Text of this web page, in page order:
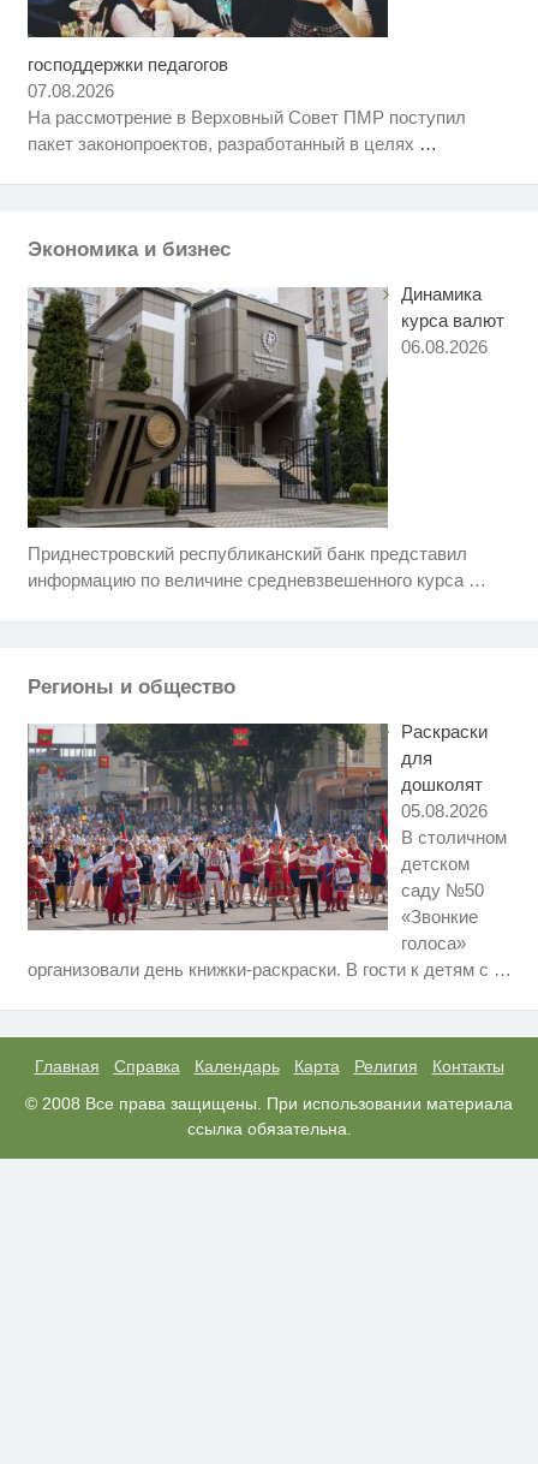
господдержки педагогов
07.08.2026
На рассмотрение в Верховный Совет ПМР поступил
пакет законопроектов, разработанный в целях …
Экономика и бизнес
Динамика
курса валют
06.08.2026
Приднестровский республиканский банк представил
информацию по величине средневзвешенного курса …
Регионы и общество
Раскраски
для
дошколят
05.08.2026
В столичном
детском
саду №50
«Звонкие
голоса»
организовали день книжки-раскраски. В гости к детям с …
Главная Справка Календарь Карта Религия
Контакты
© 2008 Все права защищены. При использовании материала
ссылка обязательна.
Скрытая камера на пляже
Ролик длится пару секунд, но
вы будете в шоке от увиденного
i
Ролик длится несколько секунд,
Этот танец невесты оставит вас
Ржу не переставая, это видео
Крыма: Что люди вытворяют,
советский стаж
i
Ролик из Омска: вы будете
смеяться долго